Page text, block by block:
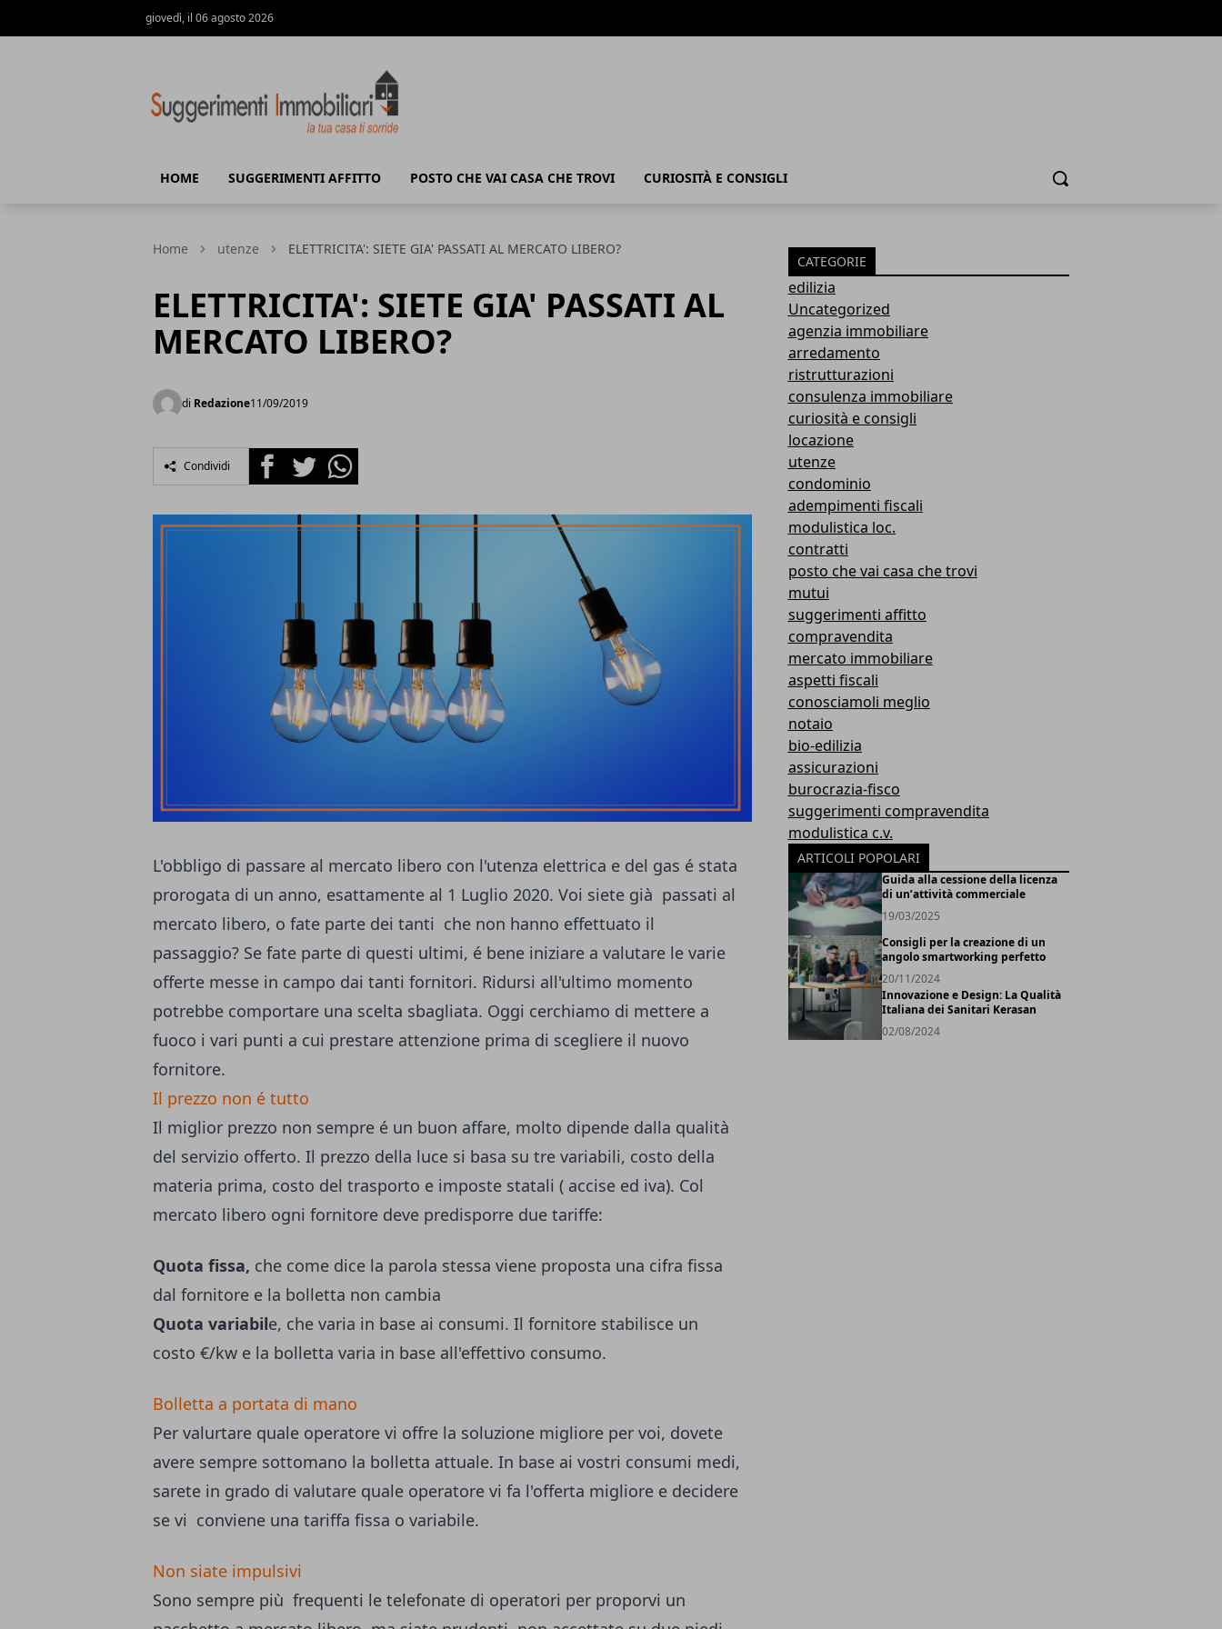
giovedì, il 06 agosto 2026
HOME SUGGERIMENTI AFFITTO POSTO CHE VAI CASA CHE TROVI CURIOSITÀ E CONSIGLI Cerca
Home utenze ELETTRICITA': SIETE GIA' PASSATI AL MERCATO LIBERO?
ELETTRICITA': SIETE GIA' PASSATI AL
MERCATO LIBERO?
di Redazione11/09/2019
Condividi FacebookTwitterWhatsapp
L'obbligo di passare al mercato libero con l'utenza elettrica e del gas é stata
prorogata di un anno, esattamente al 1 Luglio 2020. Voi siete già passati al
mercato libero, o fate parte dei tanti che non hanno effettuato il
passaggio? Se fate parte di questi ultimi, é bene iniziare a valutare le varie
offerte messe in campo dai tanti fornitori. Ridursi all'ultimo momento
potrebbe comportare una scelta sbagliata. Oggi cerchiamo di mettere a
fuoco i vari punti a cui prestare attenzione prima di scegliere il nuovo
fornitore.
Il prezzo non é tutto
Il miglior prezzo non sempre é un buon affare, molto dipende dalla qualità
del servizio offerto. Il prezzo della luce si basa su tre variabili, costo della
materia prima, costo del trasporto e imposte statali ( accise ed iva). Col
mercato libero ogni fornitore deve predisporre due tariffe:
Quota fissa, che come dice la parola stessa viene proposta una cifra fissa
dal fornitore e la bolletta non cambia
Quota variabile, che varia in base ai consumi. Il fornitore stabilisce un
costo €/kw e la bolletta varia in base all'effettivo consumo.
Bolletta a portata di mano
Per valurtare quale operatore vi offre la soluzione migliore per voi, dovete
avere sempre sottomano la bolletta attuale. In base ai vostri consumi medi,
sarete in grado di valutare quale operatore vi fa l'offerta migliore e decidere
se vi conviene una tariffa fissa o variabile.
Non siate impulsivi
Sono sempre più frequenti le telefonate di operatori per proporvi un
CATEGORIE
edilizia
Uncategorized
agenzia immobiliare
arredamento
ristrutturazioni
consulenza immobiliare
curiosità e consigli
locazione
utenze
condominio
adempimenti fiscali
modulistica loc.
contratti
posto che vai casa che trovi
mutui
suggerimenti affitto
compravendita
mercato immobiliare
aspetti fiscali
conosciamoli meglio
notaio
bio-edilizia
assicurazioni
burocrazia-fisco
suggerimenti compravendita
modulistica c.v.
ARTICOLI POPOLARI
Guida alla cessione della licenza
di un’attività commerciale
19/03/2025
Consigli per la creazione di un
angolo smartworking perfetto
20/11/2024
Innovazione e Design: La Qualità
Italiana dei Sanitari Kerasan
02/08/2024